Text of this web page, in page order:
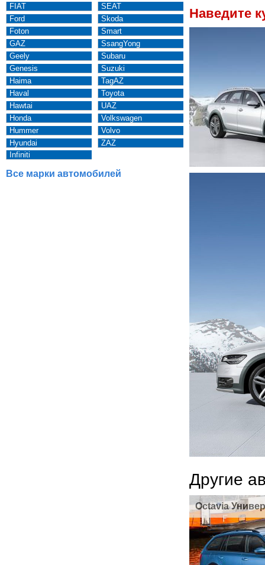
FIAT
Ford
Foton
GAZ
Geely
Genesis
Haima
Haval
Hawtai
Honda
Hummer
Hyundai
Infiniti
SEAT
Skoda
Smart
SsangYong
Subaru
Suzuki
TagAZ
Toyota
UAZ
Volkswagen
Volvo
ZAZ
Все марки автомобилей
Наведите
Другие
Octavia